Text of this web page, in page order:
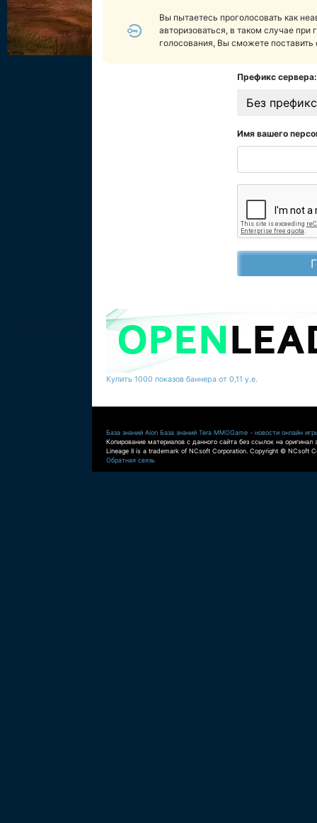
Вы пытаетесь проголосовать как
авторизоваться, в таком случае при
голосования, Вы сможете поставить
Префикс сервера:
Без
Имя вашего
Купить 1000 показов баннера от 0,11 у.е.
База знаний Aion База знаний Tera MMOGame - новости онлайн
Копирование материалов с данного сайта без ссылок на оригинал
Lineage II is a trademark of NCsoft Corporation. Copyright © NCsoft
Обратная связь